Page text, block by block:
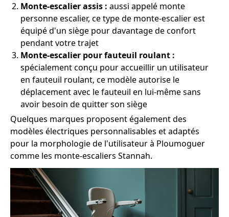
Monte-escalier assis : aussi appelé monte
personne escalier, ce type de monte-escalier est
équipé d'un siège pour davantage de confort
pendant votre trajet
Monte-escalier pour fauteuil roulant :
spécialement conçu pour accueillir un utilisateur
en fauteuil roulant, ce modèle autorise le
déplacement avec le fauteuil en lui-même sans
avoir besoin de quitter son siège
Quelques marques proposent également des
modèles électriques personnalisables et adaptés
pour la morphologie de l'utilisateur à Ploumoguer
comme les monte-escaliers Stannah.